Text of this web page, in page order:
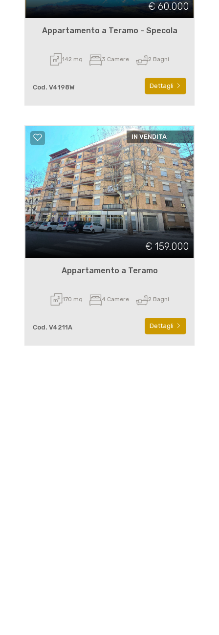
€ 60.000
Appartamento a Teramo - Specola
142 mq 3 Camere 2 Bagni
Cod. V4198W Dettagli
IN VENDITA
€ 159.000
Appartamento a Teramo
170 mq 4 Camere 2 Bagni
Cod. V4211A Dettagli